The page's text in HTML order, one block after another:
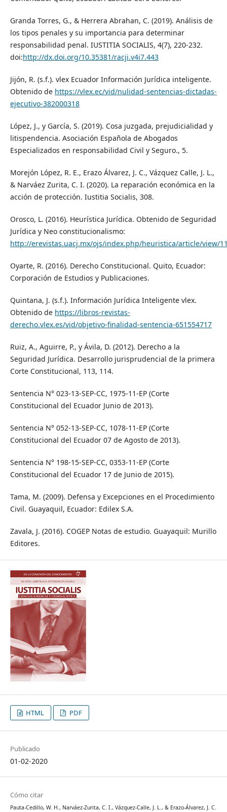
Granda Torres, G., & Herrera Abrahan, C. (2019). Análisis de
los tipos penales y su importancia para determinar
responsabilidad penal. IUSTITIA SOCIALIS, 4(7), 220-232.
doi:http://dx.doi.org/10.35381/racji.v4i7.443
Jijón, R. (s.f.). vlex Ecuador Información Jurídica inteligente.
Obtenido de https://vlex.ec/vid/nulidad-sentencias-dictadas-
ejecutivo-382000318
López, J., y García, S. (2019). Cosa juzgada, prejudicialidad y
litispendencia. Asociación Española de Abogados
Especializados en responsabilidad Civil y Seguro., 5.
Morejón López, R. E., Erazo Álvarez, J. C., Vázquez Calle, J. L.,
& Narváez Zurita, C. I. (2020). La reparación económica en la
acción de protección. Iustitia Socialis, 308.
Orosco, L. (2016). Heurística Jurídica. Obtenido de Seguridad
Jurídica y Neo constitucionalismo:
http://erevistas.uacj.mx/ojs/index.php/heuristica/article/view/
Oyarte, R. (2016). Derecho Constitucional. Quito, Ecuador:
Corporación de Estudios y Publicaciones.
Quintana, J. (s.f.). Información Jurídica Inteligente vlex.
Obtenido de https://libros-revistas-
derecho.vlex.es/vid/objetivo-finalidad-sentencia-651554717
Ruiz, A., Aguirre, P., y Ávila, D. (2012). Derecho a la
Seguridad Jurídica. Desarrollo jurisprudencial de la primera
Corte Constitucional, 113, 114.
Sentencia N° 023-13-SEP-CC, 1975-11-EP (Corte
Constitucional del Ecuador Junio de 2013).
Sentencia N° 052-13-SEP-CC, 1078-11-EP (Corte
Constitucional del Ecuador 07 de Agosto de 2013).
Sentencia N° 198-15-SEP-CC, 0353-11-EP (Corte
Constitucional del Ecuador 17 de Junio de 2015).
Tama, M. (2009). Defensa y Excepciones en el Procedimiento
Civil. Guayaquil, Ecuador: Edilex S.A.
Zavala, J. (2016). COGEP Notas de estudio. Guayaquil: Murillo
Editores.
HTML PDF
Publicado
01-02-2020
Cómo citar
Pauta-Cedillo, W. H., Narváez-Zurita, C. I., Vázquez-Calle, J. L., & Erazo-Álvarez, J. C.